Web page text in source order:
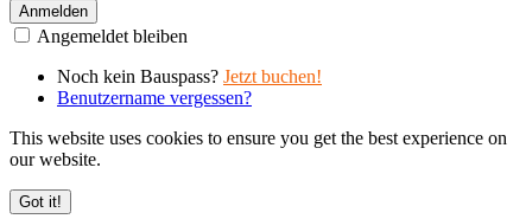
Anmelden
Angemeldet bleiben
Noch kein Bauspass? Jetzt buchen!
Benutzername vergessen?
This website uses cookies to ensure you get the best experience on
our website.
Got it!